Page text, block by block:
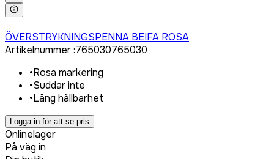
ÖVERSTRYKNINGSPENNA BEIFA ROSA
Artikelnummer:765030765030
•Rosa markering
•Suddar inte
•Lång hållbarhet
Logga in för att se pris
Onlinelager
På väg in